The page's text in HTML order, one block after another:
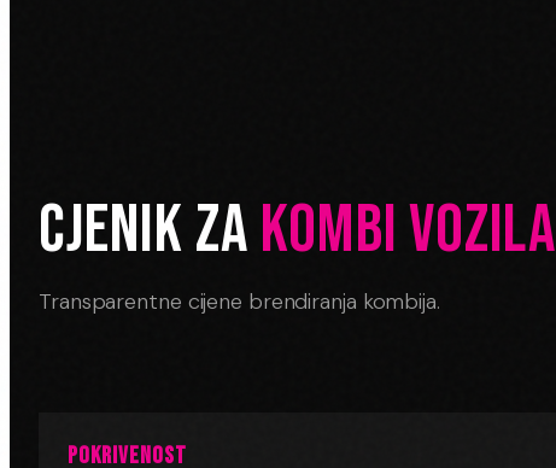
CJENIK ZAKOMBI VOZILA
Transparentne cijene brendiranja kombija.
POKRIVENOST